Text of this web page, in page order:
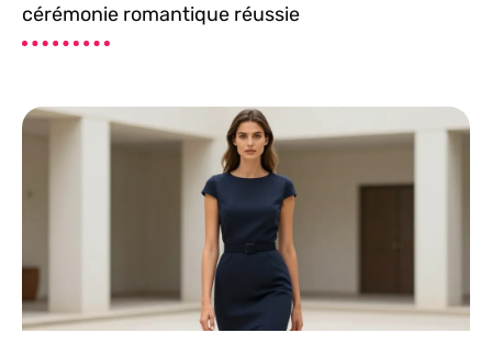
cérémonie romantique réussie